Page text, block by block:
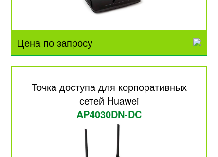
Цена по запросу
Точка доступа для корпоративных
сетей Huawei
AP4030DN-DC